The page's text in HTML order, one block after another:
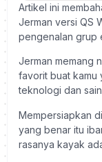
Artikel ini
Jerman versi QS
pengenalan grup
Jerman memang
favorit buat kamu
teknologi dan
Mempersiapkan
yang benar itu
rasanya kayak